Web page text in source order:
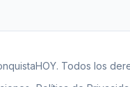
Todos los